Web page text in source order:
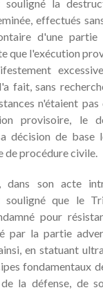
souligné la
effectués
d'une
que l'exécution
fait, sans
n'étaient
provisoire, le
décision de base
de procédure civile.
dans son acte
souligné que le
pour
par la partie
en statuant
fondamentaux
la défense, de